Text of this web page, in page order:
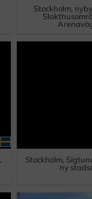
Stockholm,
Stockholm,
ny